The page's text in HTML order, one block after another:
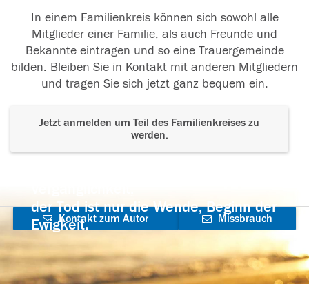
Erinnerungen
Deine liebevolle Art, deine
Gitarrenklänge, die Skiurlaube mit der Familie...
weiterlesen
In einem Familienkreis können sich sowohl alle
Mitglieder einer Familie, als auch Freunde und
Bekannte eintragen und so eine Trauergemeinde
bilden. Bleiben Sie in Kontakt mit anderen Mitgliedern
und tragen Sie sich jetzt ganz bequem ein.
Jetzt anmelden um Teil des Familienkreises zu
werden.
der Tod ist nur die Wende, Beginn der
Ewigkeit.
Kontakt zum Autor
aufnehmen
Missbrauch